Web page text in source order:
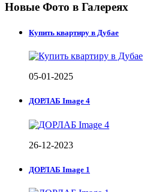
Новые Фото в Галереях
Купить квартиру в Дубае
05-01-2025
ДОРЛАБ Image 4
26-12-2023
ДОРЛАБ Image 1